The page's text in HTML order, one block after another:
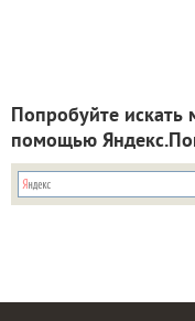
Попробуйте искать
помощью